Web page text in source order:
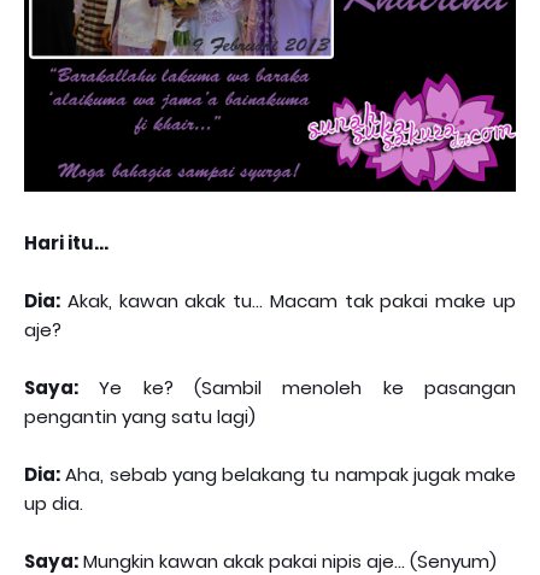
Hari itu...
Dia: Akak, kawan akak tu... Macam tak pakai make up
aje?
Saya: Ye ke? (Sambil menoleh ke pasangan
pengantin yang satu lagi)
Dia:Aha, sebab yang belakang tu nampak jugak make
up dia.
Saya:Mungkin kawan akak pakai nipis aje... (Senyum)